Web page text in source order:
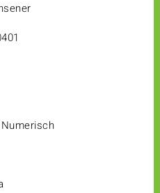
Numerisch